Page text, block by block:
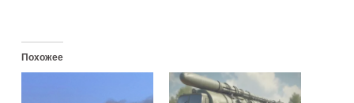
Похожее